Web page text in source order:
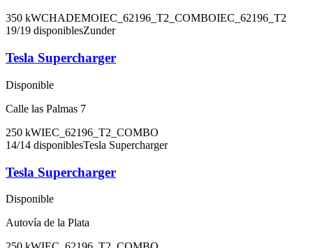
350 kWCHADEMOIEC_62196_T2_COMBOIEC_62196_T2
19/19 disponiblesZunder
Tesla Supercharger
Disponible
Calle las Palmas 7
250 kWIEC_62196_T2_COMBO
14/14 disponiblesTesla Supercharger
Tesla Supercharger
Disponible
Autovía de la Plata